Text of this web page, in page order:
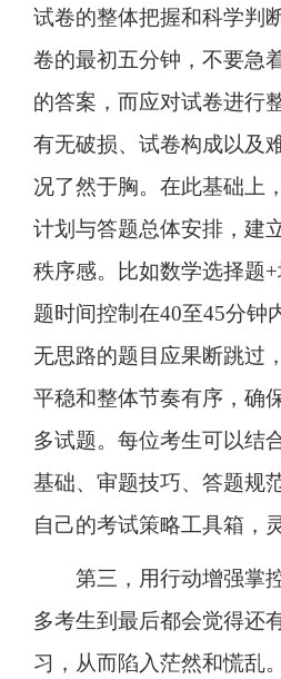
试卷的整体把握和科学判
卷的最初五分钟，不要急
的答案，而应对试卷进行
有无破损、试卷构成以及
况了然于胸。在此基础上
计划与答题总体安排，建
秩序感。比如数学选择题
题时间控制在40至45分钟
无思路的题目应果断跳过
平稳和整体节奏有序，确
多试题。每位考生可以结
基础、审题技巧、答题规
自己的考试策略工具箱，
第三，用行动增强掌
多考生到最后都会觉得还
习，从而陷入茫然和慌乱